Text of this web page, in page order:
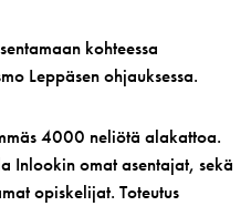
kohteessa
Leppäsen ohjauksessa.
4000 neliötä alakattoa.
Inlookin omat asentajat, sekä
opiskelijat. Toteutus